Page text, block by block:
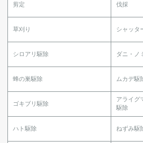
剪定 伐採
草刈り シャッタ
シロアリ駆除 ダニ・ノ
蜂の巣駆除 ムカデ駆
ゴキブリ駆除
アライグ
駆除
ハト駆除 ねずみ駆